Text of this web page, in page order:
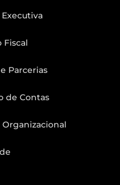
Fiscal
Parcerias
de Contas
Organizacional